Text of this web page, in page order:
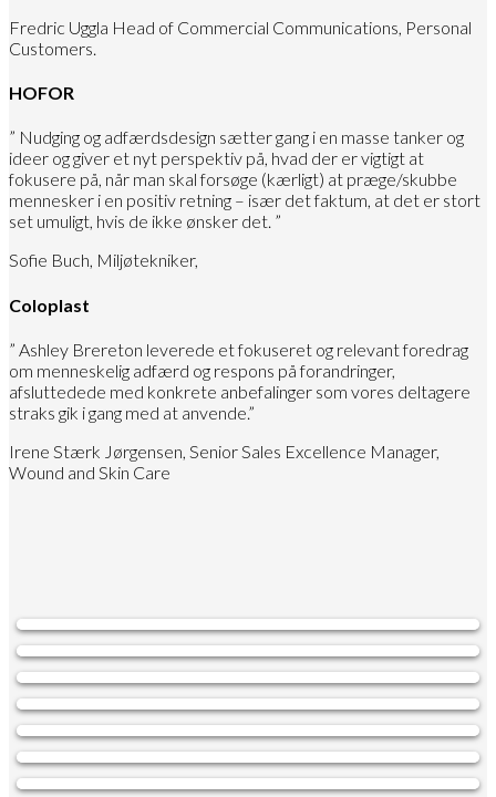
Fredric Uggla Head of Commercial Communications, Personal
Customers.
HOFOR
” Nudging og adfærdsdesign sætter gang i en masse tanker og
ideer og giver et nyt perspektiv på, hvad der er vigtigt at
fokusere på, når man skal forsøge (kærligt) at præge/skubbe
mennesker i en positiv retning – især det faktum, at det er stort
set umuligt, hvis de ikke ønsker det. ”
Sofie Buch, Miljøtekniker,
Coloplast
” Ashley Brereton leverede et fokuseret og relevant foredrag
om menneskelig adfærd og respons på forandringer,
afsluttedede med konkrete anbefalinger som vores deltagere
straks gik i gang med at anvende.”
Irene Stærk Jørgensen, Senior Sales Excellence Manager,
Wound and Skin Care